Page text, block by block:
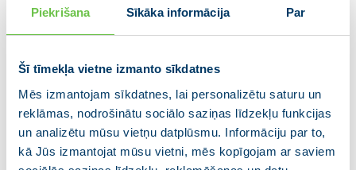
Piekrišana Sīkāka informācija Par
Šī tīmekļa vietne izmanto sīkdatnes
Mēs izmantojam sīkdatnes, lai personalizētu saturu un
reklāmas, nodrošinātu sociālo saziņas līdzekļu funkcijas
un analizētu mūsu vietņu datplūsmu. Informāciju par to,
kā Jūs izmantojat mūsu vietni, mēs kopīgojam ar saviem
atgrieztos valstī. Iepriekšējās valdībās
premjerministri bieži vien aktīvi neizmantoja iespēju
Iemesli tur varētu būt dažādi, tai skaitā tas, ka nav
bijušas tāda mēroga krīzes kā pēdējo nepilnu piecu
gadu laikā. Taču viens no iemesliem doties ārvalstu
vizītēs mazāk droši ir bijis tas, ka katra stunda prom
no valsts ir stunda, ko nevar pilnvērtīgi izmantot